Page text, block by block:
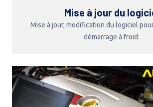
Mise à jour du
Mise à jour, modification du logiciel
démarrage à froid.